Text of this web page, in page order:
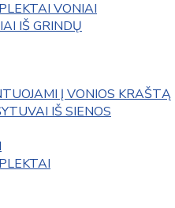
VONIAI
IŠ GRINDŲ
Į VONIOS KRAŠTĄ
IŠ SIENOS